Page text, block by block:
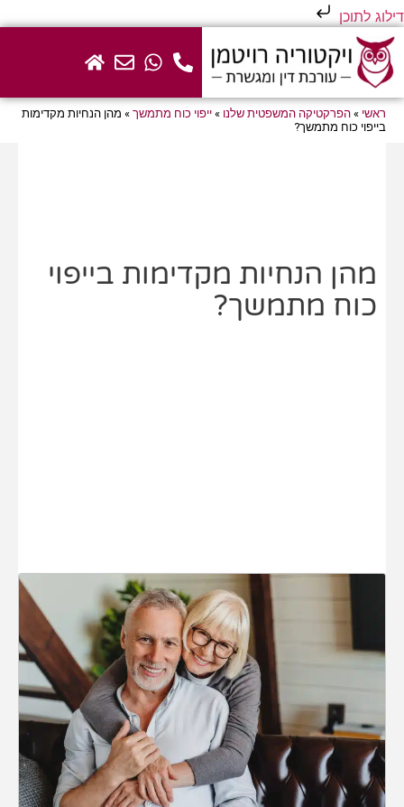
דילוג לתוכן
ראשי » הפרקטיקה המשפטית שלנו » ייפוי כוח מתמשך » מהן הנחיות מקדימות
בייפוי כוח מתמשך?
מהן הנחיות מקדימות בייפוי
כוח מתמשך?